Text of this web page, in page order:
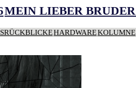
MEIN LIEBER
HARDWAREKOLUMNE